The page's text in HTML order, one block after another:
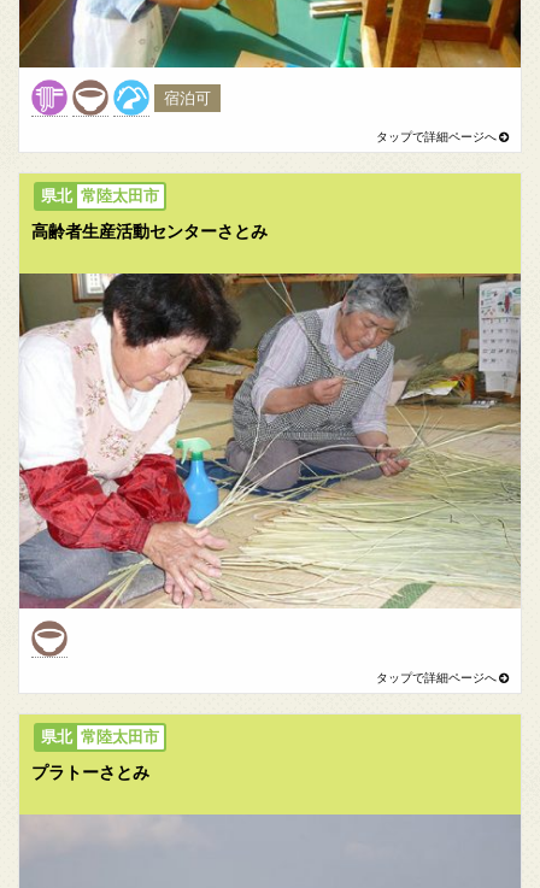
宿泊可
常陸太田市
高齢者生産活動センターさとみ
常陸太田市
プラトーさとみ